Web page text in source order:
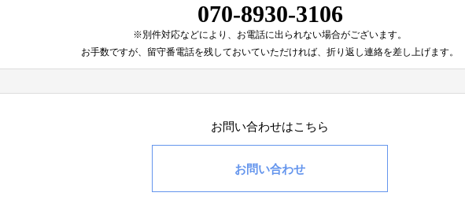
070-8930-3106
※別件対応などにより、 お電話に出られない場合がございます。
お手数ですが、留守番電話を残しておいていただければ、 折り返し連絡を差し上げます。
お問い合わせはこちら
お問い合わせ